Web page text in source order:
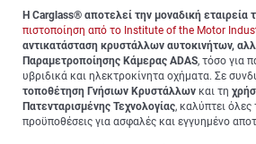
Η Carglass® αποτελεί την μοναδική εταιρεία
πιστοποίηση από το Institute of the Motor
αντικατάσταση κρυστάλλων αυτοκινήτων,
Παραμετροποίησης Κάμερας ADAS, τόσο για
υβριδικά και ηλεκτροκίνητα οχήματα. Σε
τοποθέτηση Γνήσιων Κρυστάλλων και τη
Πατενταρισμένης Τεχνολογίας, καλύπτει όλες
προϋποθέσεις για ασφαλές και εγγυημένο